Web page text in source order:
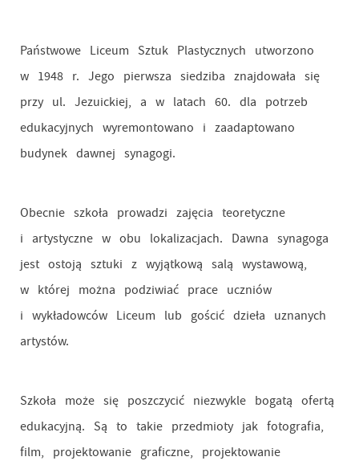
Państwowe Liceum Sztuk Plastycznych utworzono
w 1948 r. Jego pierwsza siedziba znajdowała się
przy ul. Jezuickiej, a w latach 60. dla potrzeb
edukacyjnych wyremontowano i zaadaptowano
budynek dawnej synagogi.
Obecnie szkoła prowadzi zajęcia teoretyczne
i artystyczne w obu lokalizacjach. Dawna synagoga
jest ostoją sztuki z wyjątkową salą wystawową,
w której można podziwiać prace uczniów
i wykładowców Liceum lub gościć dzieła uznanych
artystów.
Szkoła może się poszczycić niezwykle bogatą ofertą
edukacyjną. Są to takie przedmioty jak fotografia,
film, projektowanie graficzne, projektowanie